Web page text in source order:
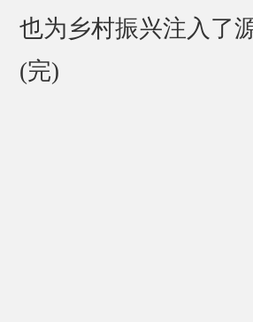
也为乡村振兴注入了
(完)